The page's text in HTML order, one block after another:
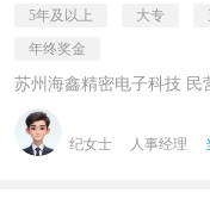
5年及以上 大专
年终奖金
苏州海鑫精密电子科技 民
纪女士 人事经理